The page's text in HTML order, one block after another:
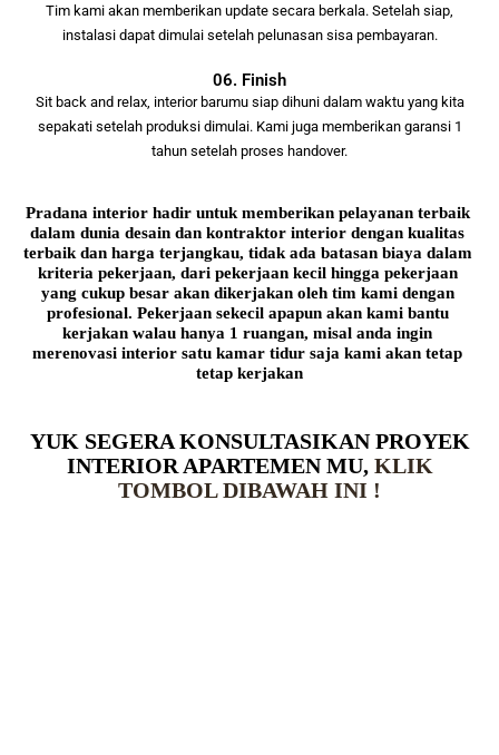
Tim kami akan memberikan update secara berkala. Setelah siap,
instalasi dapat dimulai setelah pelunasan sisa pembayaran.
06. Finish
Sit back and relax, interior barumu siap dihuni dalam waktu yang kita
sepakati setelah produksi dimulai. Kami juga memberikan garansi 1
tahun setelah proses handover.
Pradana interior hadir untuk memberikan pelayanan terbaik
dalam dunia desain dan kontraktor interior dengan kualitas
terbaik dan harga terjangkau, tidak ada batasan biaya dalam
kriteria pekerjaan, dari pekerjaan kecil hingga pekerjaan
yang cukup besar akan dikerjakan oleh tim kami dengan
profesional. Pekerjaan sekecil apapun akan kami bantu
kerjakan walau hanya 1 ruangan, misal anda ingin
merenovasi interior satu kamar tidur saja kami akan tetap
tetap kerjakan
YUK SEGERA KONSULTASIKAN PROYEK
INTERIOR APARTEMEN MU, KLIK
TOMBOL DIBAWAH INI !